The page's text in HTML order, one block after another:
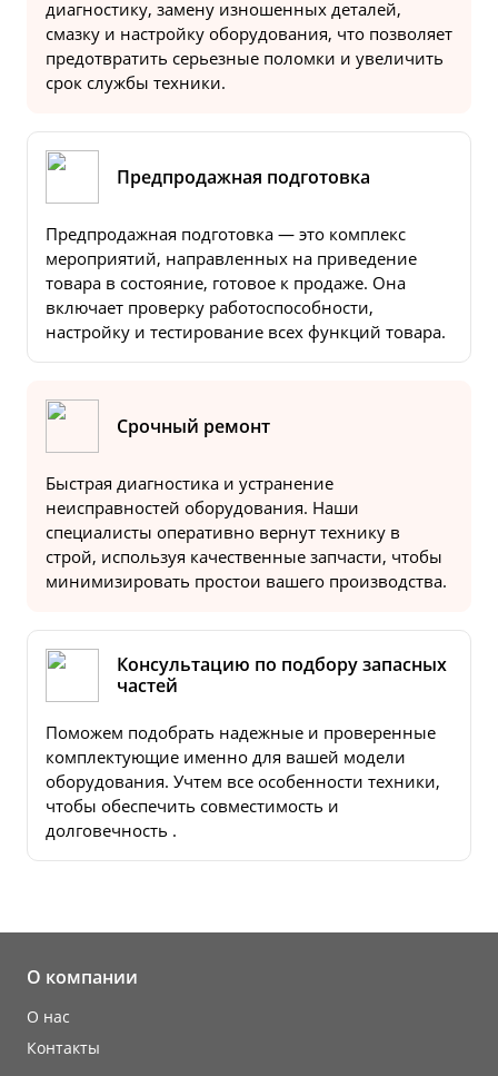
диагностику, замену изношенных деталей,
смазку и настройку оборудования, что позволяет
предотвратить серьезные поломки и увеличить
срок службы техники.
Предпродажная подготовка
Предпродажная подготовка — это комплекс
мероприятий, направленных на приведение
товара в состояние, готовое к продаже. Она
включает проверку работоспособности,
настройку и тестирование всех функций товара.
Срочный ремонт
Быстрая диагностика и устранение
неисправностей оборудования. Наши
специалисты оперативно вернут технику в
строй, используя качественные запчасти, чтобы
минимизировать простои вашего производства.
Консультацию по подбору запасных
частей
Поможем подобрать надежные и проверенные
комплектующие именно для вашей модели
оборудования. Учтем все особенности техники,
чтобы обеспечить совместимость и
долговечность .
О компании
О нас
Контакты